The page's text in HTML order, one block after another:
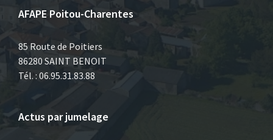
AFAPE Poitou-Charentes
85 Route de Poitiers
86280 SAINT BENOIT
Tél. : 06.95.31.83.88
Actus par jumelage